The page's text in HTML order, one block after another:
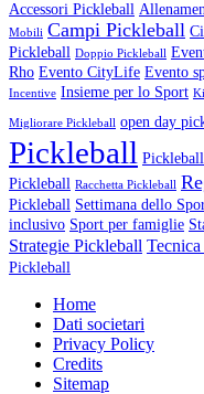
Accessori Pickleball
Mobili Campi Pickleball
Pickleball Doppio Pickleball
Rho Evento CityLife Evento
Incentive Insieme per lo Sport
Migliorare Pickleball open day
Pickleball
Pickleball Racchetta Pickleball
Pickleball Settimana dello
inclusivo Sport per famiglie
Strategie Pickleball
Pickleball
Home
Dati societari
Privacy Policy
Credits
Sitemap